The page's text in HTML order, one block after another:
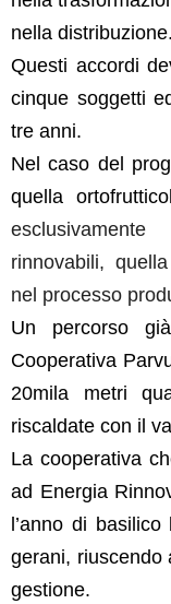
nella distribuzione.
Questi accordi
cinque soggetti
tre anni.
Nel caso del
quella
rinnovabili,
nel processo
Un percorso
Cooperativa
20mila metri
riscaldate con il
La cooperativa
ad Energia
l’anno di
gerani, riuscendo
gestione.